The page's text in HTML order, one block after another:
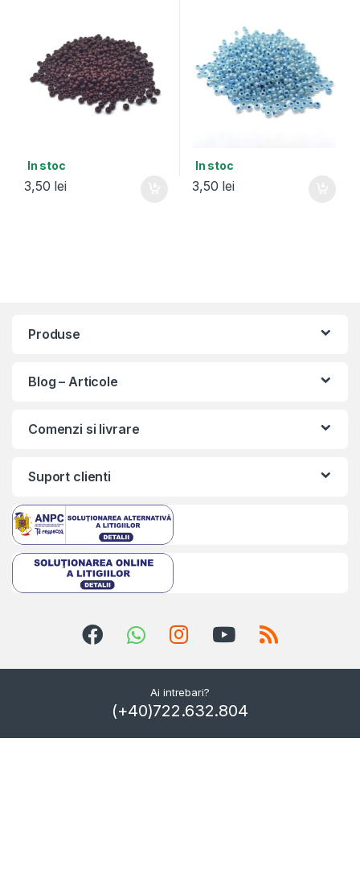
In stoc
3,50 lei
In stoc
3,50 lei
Produse
Blog – Articole
Comenzi si livrare
Suport clienti
Ai intrebari?
(+40)722.632.804